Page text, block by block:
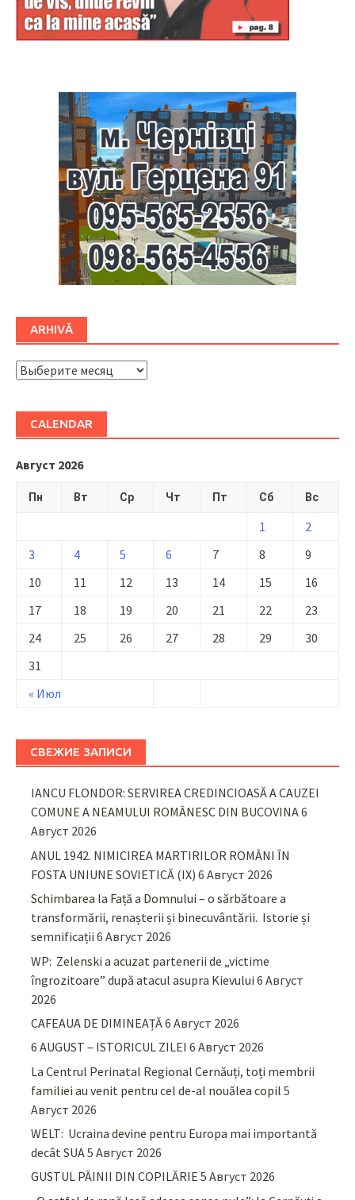
ARHIVĂ
ARHIVĂ
CALENDAR
Август 2026
Пн Вт Ср Чт Пт Сб Вс
« Июл
1
2
3
4 5 6 7 8
9
10
11 12 13 14 15
16
17
18 19 20 21 22
23
24
25 26 27 28 29
30
31
СВЕЖИЕ ЗАПИСИ
IANCU FLONDOR: SERVIREA CREDINCIOASĂ A CAUZEI
COMUNE A NEAMULUI ROMÂNESC DIN BUCOVINA6
Август 2026
ANUL 1942. NIMICIREA MARTIRILOR ROMÂNI ÎN
FOSTA UNIUNE SOVIETICĂ (IX) 6 Август 2026
Schimbarea la Față a Domnului – o sărbătoare a
transformării, renașterii și binecuvântării. Istorie și
semnificații 6 Август 2026
WP: Zelenski a acuzat partenerii de „victime
îngrozitoare” după atacul asupra Kievului 6 Август
2026
CAFEAUA DE DIMINEAȚĂ6 Август 2026
6 AUGUST – ISTORICUL ZILEI 6 Август 2026
La Centrul Perinatal Regional Cernăuți, toți membrii
familiei au venit pentru cel de-al nouălea copil 5
Август 2026
WELT: Ucraina devine pentru Europa mai importantă
decât SUA5 Август 2026
GUSTUL PÂINII DIN COPILĂRIE 5 Август 2026